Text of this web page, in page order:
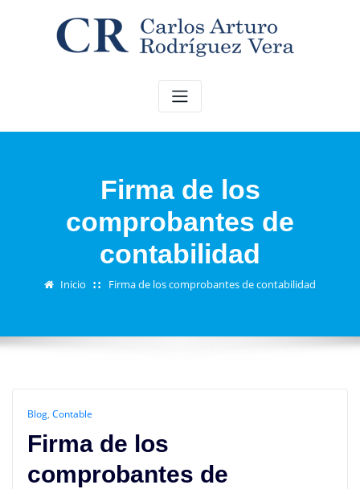
Firma de los
comprobantes de
contabilidad
Inicio Firma de los comprobantes de contabilidad
Blog, Contable
Firma de los
comprobantes de